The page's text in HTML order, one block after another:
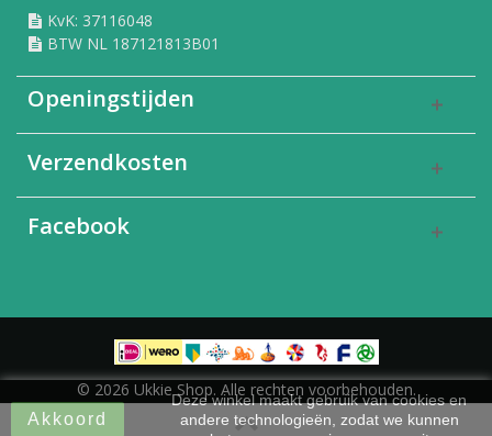
KvK: 37116048
BTW NL 187121813B01
Openingstijden
Verzendkosten
Facebook
Akkoord
Deze winkel maakt gebruik van cookies en
andere technologieën, zodat we kunnen
© 2026 Ukkie Shop. Alle rechten voorbehouden.